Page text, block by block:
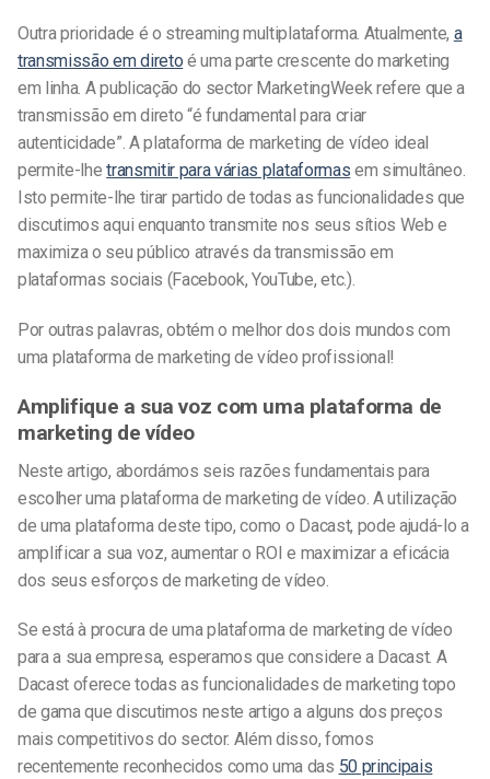
Outra prioridade é o streaming multiplataforma. Atualmente, a
transmissão em direto é uma parte crescente do marketing
em linha. A publicação do sector MarketingWeek refere que a
transmissão em direto “é fundamental para criar
autenticidade”. A plataforma de marketing de vídeo ideal
permite-lhetransmitir para várias plataformas em simultâneo.
Isto permite-lhe tirar partido de todas as funcionalidades que
discutimos aqui enquanto transmite nos seus sítios Web e
maximiza o seu público através da transmissão em
plataformas sociais (Facebook, YouTube, etc.).
Por outras palavras, obtém o melhor dos dois mundos com
uma plataforma de marketing de vídeo profissional!
Amplifique a sua voz com uma plataforma de
marketing de vídeo
Neste artigo, abordámos seis razões fundamentais para
escolher uma plataforma de marketing de vídeo. A utilização
de uma plataforma deste tipo, como o Dacast, pode ajudá-lo a
amplificar a sua voz, aumentar o ROI e maximizar a eficácia
dos seus esforços de marketing de vídeo.
Se está à procura de uma plataforma de marketing de vídeo
para a sua empresa, esperamos que considere a Dacast. A
Dacast oferece todas as funcionalidades de marketing topo
de gama que discutimos neste artigo a alguns dos preços
mais competitivos do sector. Além disso, fomos
recentemente reconhecidos como uma das 50 principais